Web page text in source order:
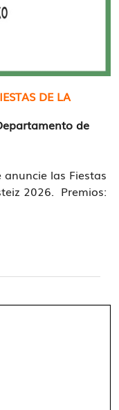
DE LA
de
las Fiestas
2026. Premios: